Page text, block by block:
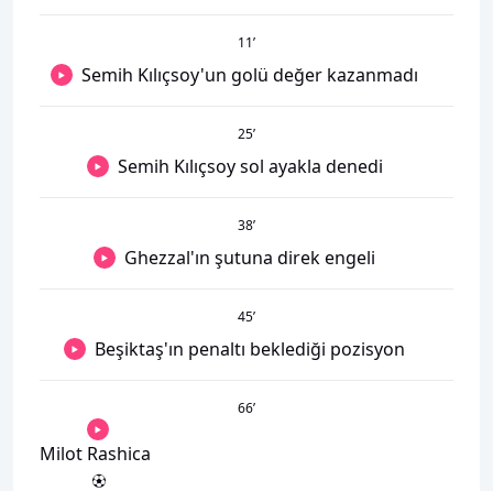
11’
Semih Kılıçsoy'un golü değer kazanmadı
25’
Semih Kılıçsoy sol ayakla denedi
38’
Ghezzal'ın şutuna direk engeli
45’
Beşiktaş'ın penaltı beklediği pozisyon
66’
Milot Rashica